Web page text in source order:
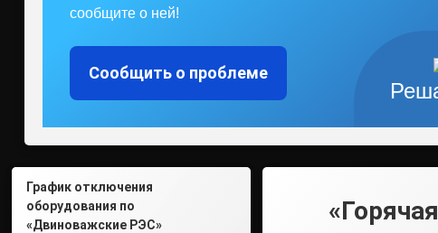
сообщите о ней!
Сообщить о проблеме
График отключения
оборудования по
«Двиноважские РЭС»